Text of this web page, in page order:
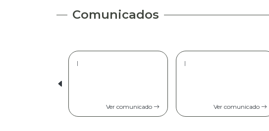
Comunicados
|
Ver comunicado
|
Ver comunicado